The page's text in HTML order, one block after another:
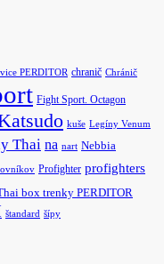
PERDITOR chranič Chránič
Fight Sport. Octagon
kuše Legíny Venum
Thai na nart Nebbia
Profighter profighters
box trenky PERDITOR
štandard šípy